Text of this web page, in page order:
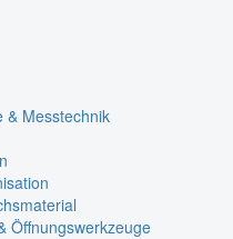
& Messtechnik
Öffnungswerkzeuge